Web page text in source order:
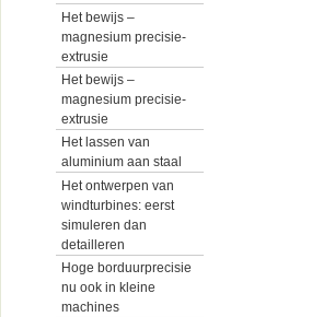
Het bewijs –
magnesium precisie-
extrusie
Het bewijs –
magnesium precisie-
extrusie
Het lassen van
aluminium aan staal
Het ontwerpen van
windturbines: eerst
simuleren dan
detailleren
Hoge borduurprecisie
nu ook in kleine
machines